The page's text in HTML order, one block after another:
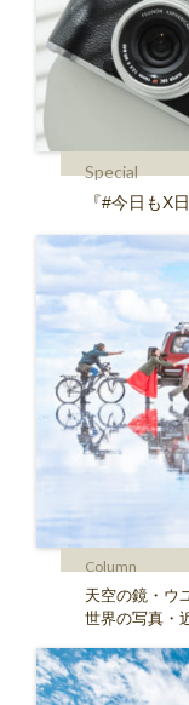
Special
『#今日もX
Column
天空の鏡・ウ
世界の写真・